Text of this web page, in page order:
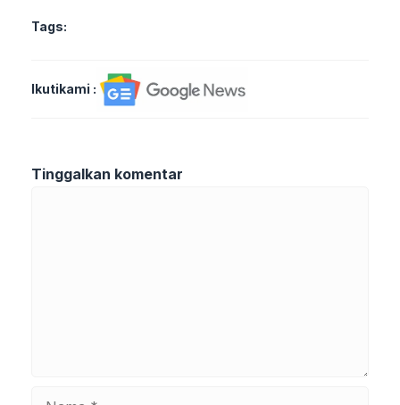
Tags:
Ikutikami :
Tinggalkan komentar